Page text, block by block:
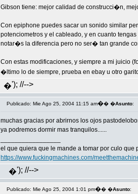
Gibson tiene: mejor calidad de construcci�n,
Con epiphone puedes sacar un sonido similar
potenciometros y el cableado, y en cuanto
notar�s la diferencia pero no ser� tan grande
Con estas modificaciones, y siempre a mi juicio
�ltimo lo de siempre, prueba en ebay u otro
�'); //-->
Publicado: Mie Ago 25, 2004 11:15 am�� �Asunto:
muchas gracias por abrirnos los ojos
ya podremos dormir mas tranquilos......
el que quiera que le mande a tomar por culo que
https://www.fuckingmachines.com/
�'); //-->
Publicado: Mie Ago 25, 2004 1:01 pm�� �Asunto: